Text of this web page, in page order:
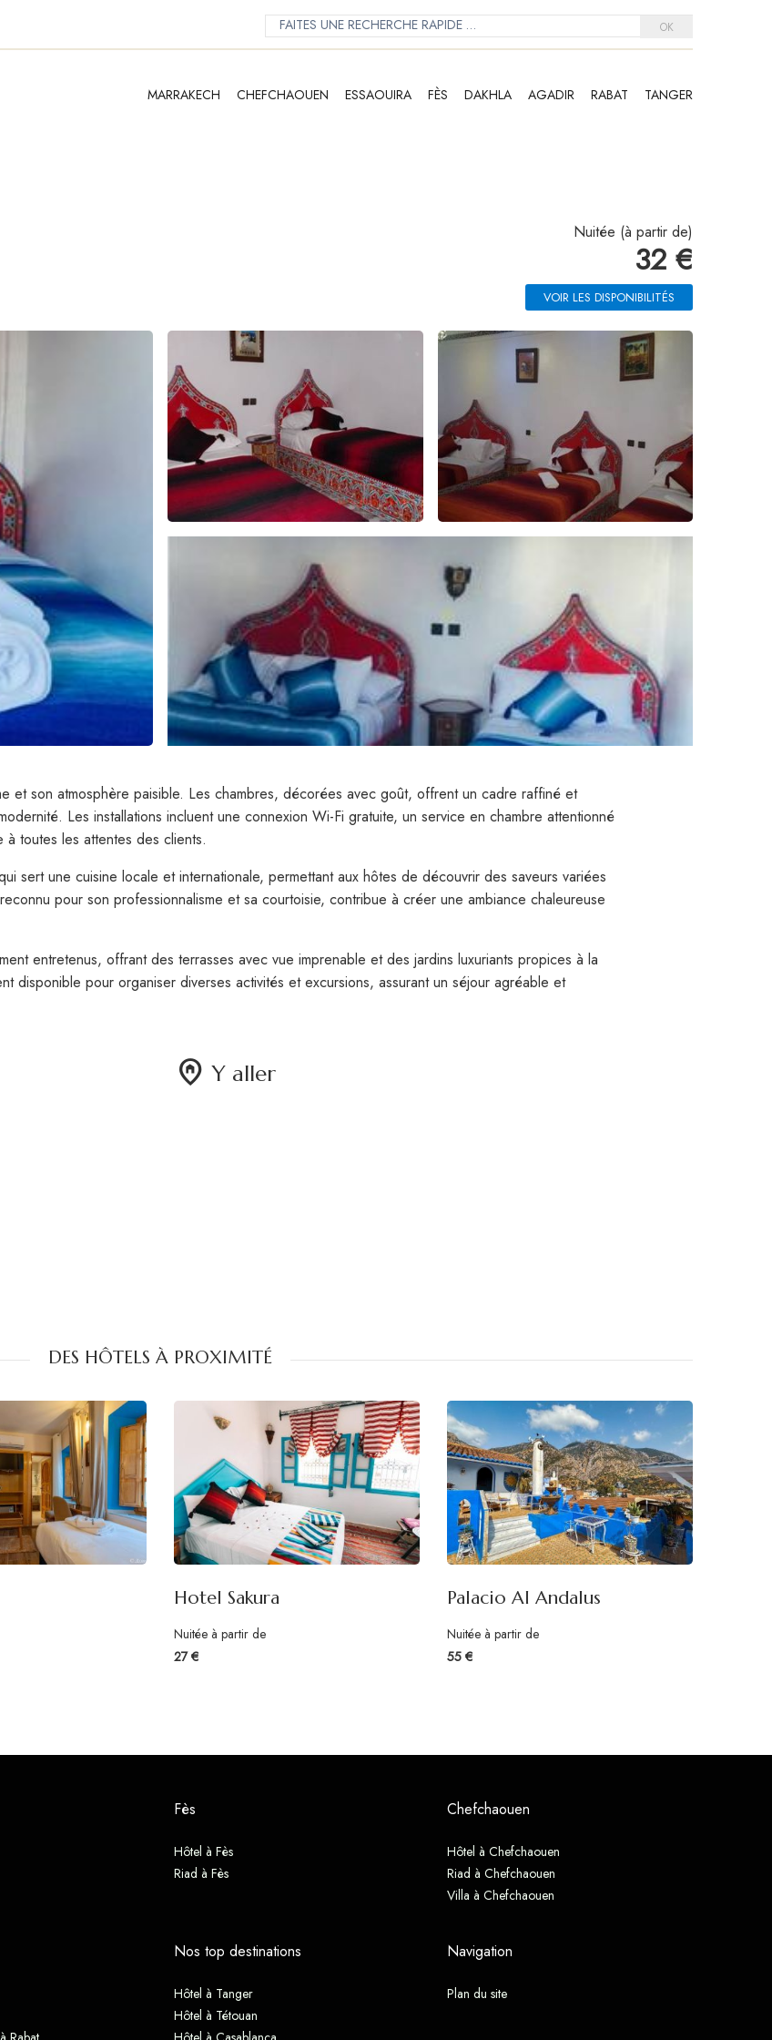
OK
MARRAKECH CHEFCHAOUEN ESSAOUIRA FÈS DAKHLA AGADIR RABAT TANGER
Nuitée (à partir de)
32 €
VOIR LES DISPONIBILITÉS
et son atmosphère paisible. Les chambres, décorées avec goût, offrent un cadre raffiné et
Les installations incluent une connexion Wi-Fi gratuite, un service en chambre attentionné
toutes les attentes des clients.
sert une cuisine locale et internationale, permettant aux hôtes de découvrir des saveurs variées
pour son professionnalisme et sa courtoisie, contribue à créer une ambiance chaleureuse
entretenus, offrant des terrasses avec vue imprenable et des jardins luxuriants propices à la
disponible pour organiser diverses activités et excursions, assurant un séjour agréable et
home_pin Y aller
DES HÔTELS À PROXIMITÉ
Hotel Sakura
Nuitée à partir de
27 €
Palacio Al Andalus
Nuitée à partir de
55 €
Fès
Hôtel à Fès
Riad à Fès
Chefchaouen
Hôtel à Chefchaouen
Riad à Chefchaouen
Villa à Chefchaouen
Nos top destinations
Hôtel à Tanger
Hôtel à Tétouan
Navigation
Plan du site